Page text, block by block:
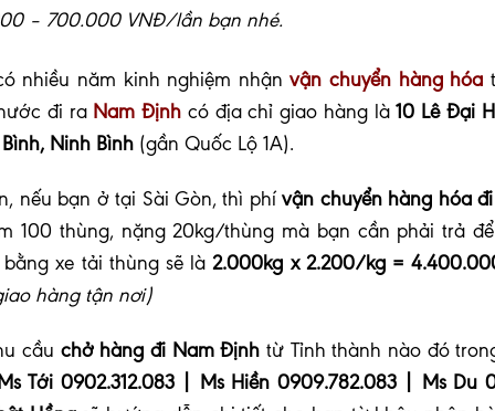
– 700.000 VNĐ/lần bạn nhé.
nhiều năm kinh nghiệm nhậnvận chuyển hàng hóa
đi ra Nam Định có địa chỉ giao hàng là10 Lê Đại
Ninh Bình (gần Quốc Lộ 1A).
nếu bạn ở tại Sài Gòn, thì phívận chuyển hàng hóa
100 thùng, nặng 20kg/thùng mà bạn cần phải trả
xe tải thùng sẽ là2.000kg x 2.200/kg =
hàng tận nơi)
cầu chở hàng đi Nam Định từ Tỉnh thành nào đó
Ms Tới 0902.312.083 | Ms Hiền 0909.782.083 | Ms Du